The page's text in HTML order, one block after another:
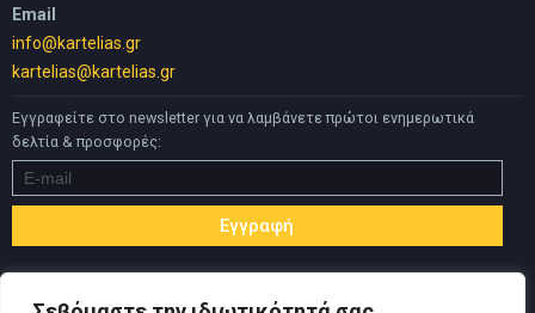
Email
info@kartelias.gr
kartelias@kartelias.gr
Εγγραφείτε στο newsletter για να λαμβάνετε πρώτοι ενημερωτικά
δελτία & προσφορές: